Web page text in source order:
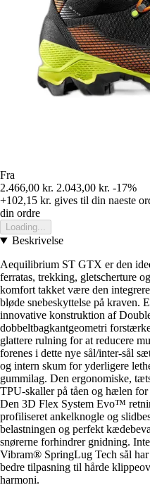
Fra
2.466,00 kr. 2.043,00 kr. -17%
+102,15 kr. gives til din naeste
din ordre
Loading...
Beskrivelse
Aequilibrium ST GTX er den
ferratas, trekking, gletscherture
komfort takket være den
bløde snebeskyttelse på kraven.
innovative konstruktion af
dobbeltbagkantgeometri
glattere rulning for at reducere
forenes i dette nye sål/inter-sål
og intern skum for yderligere
gummilag. Den ergonomiske,
TPU-skaller på tåen og hælen
Den 3D Flex System Evo™
profiliseret ankelknogle og
belastningen og perfekt
snørerne forhindrer gnidning.
Vibram® SpringLug Tech sål
bedre tilpasning til hårde
harmoni.